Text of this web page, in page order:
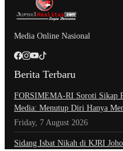
Media Online Nasional
Berita Terbaru
​FORSIMEMA-RI Soroti Sikap
Media: Menutup Diri Hanya
Friday, 7 August 2026
Sidang Isbat Nikah di KJRI